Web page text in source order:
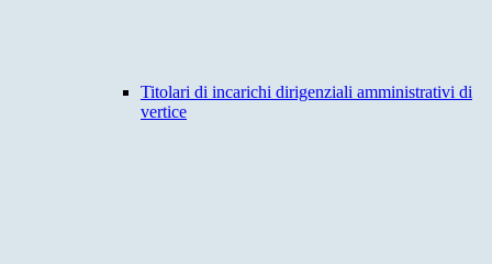
Titolari di incarichi dirigenziali amministrativi di
vertice